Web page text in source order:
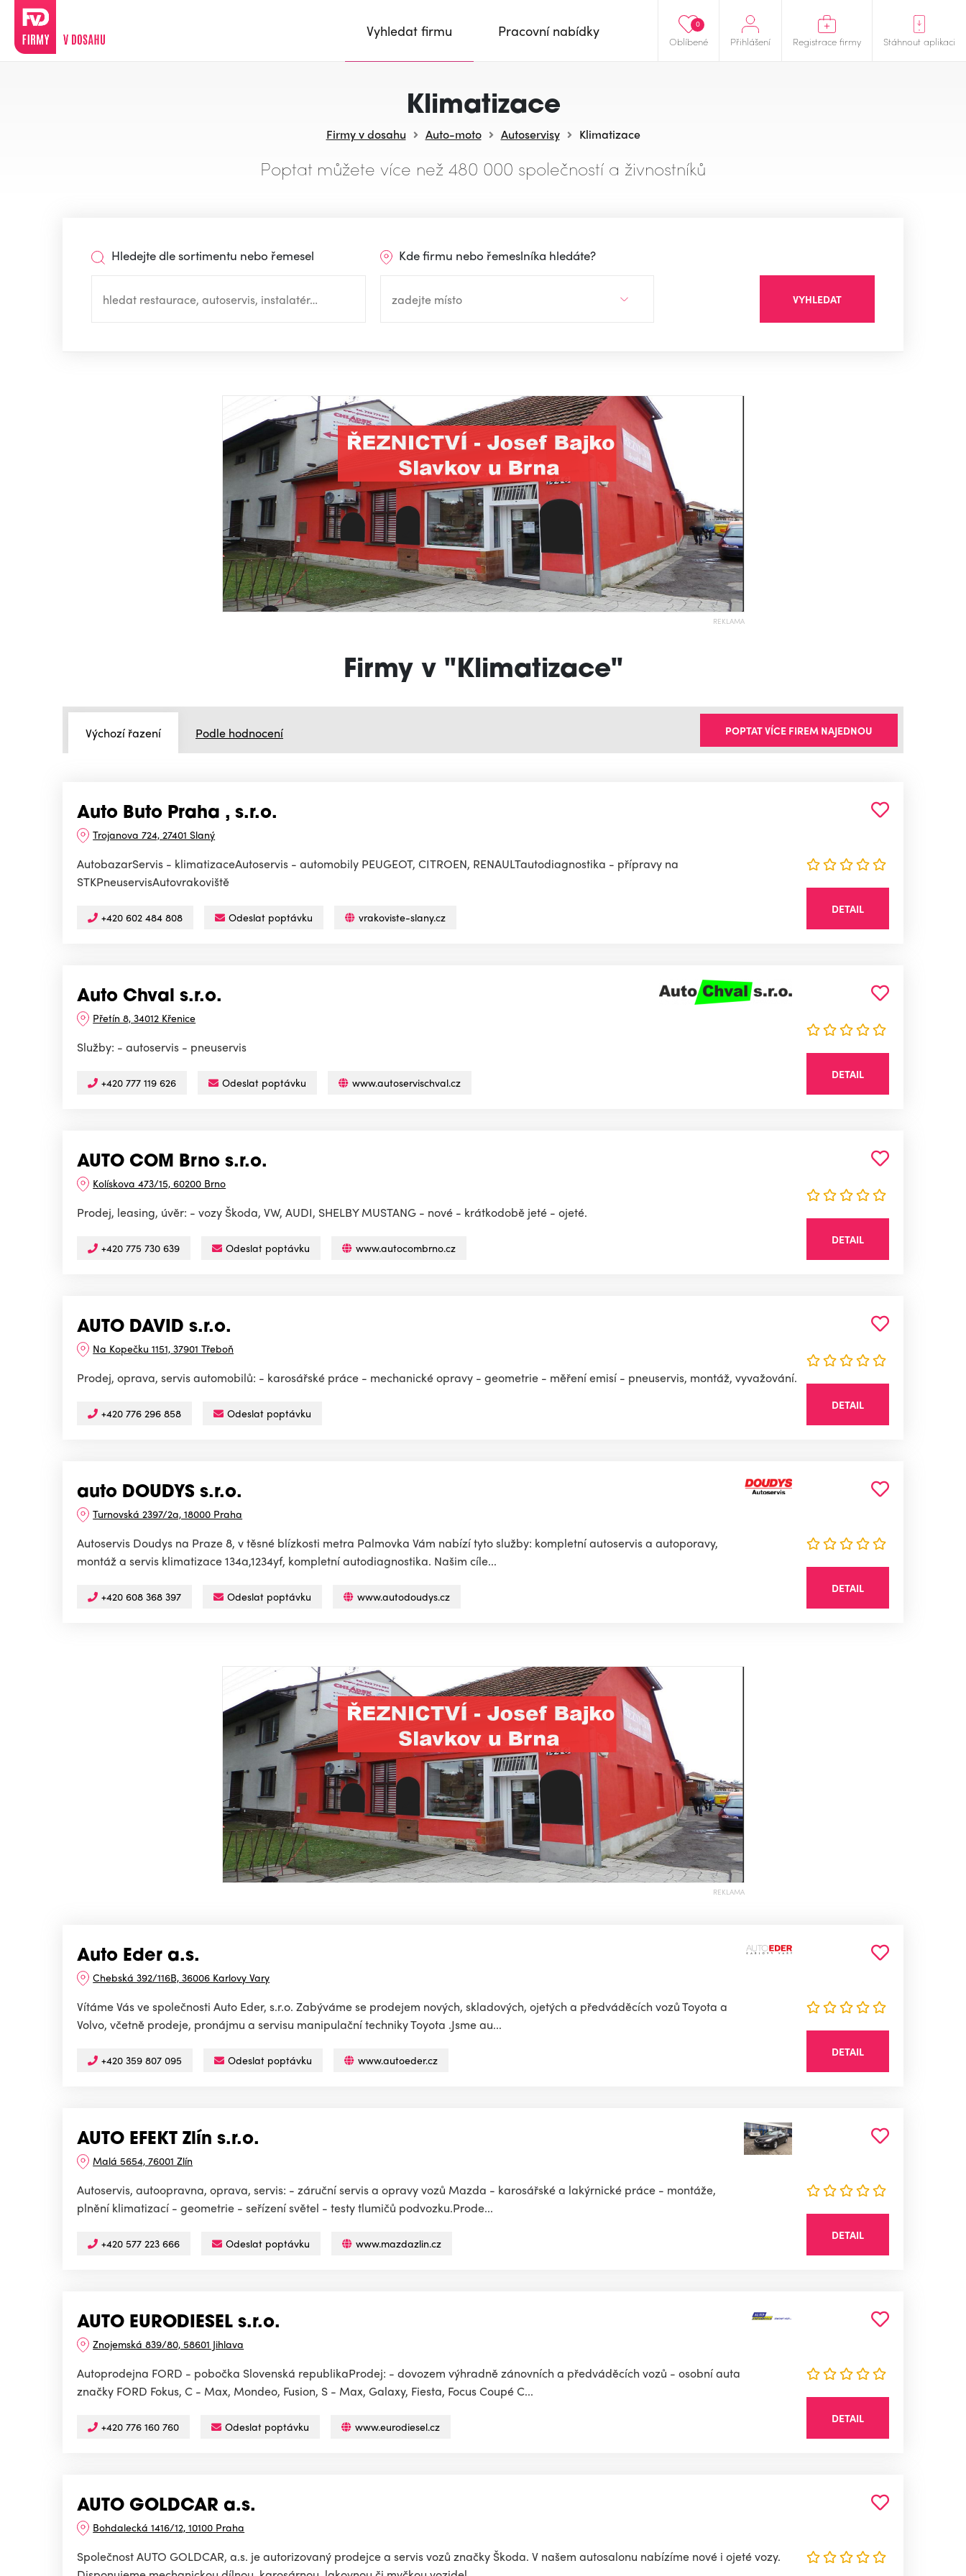
Oblíbené
0
Přihlášení Registrace firmy Stáhnout aplikaci
Vyhledat firmu Pracovní nabídky
Klimatizace
Firmy v dosahu Auto-moto Autoservisy Klimatizace
Poptat můžete více než 480 000 společností a živnostníků
Hledejte dle sortimentu nebo řemesel Kde firmu nebo řemeslníka hledáte?
VYHLEDAT
REKLAMA
Firmy v "Klimatizace"
Výchozí řazení Podle hodnocení POPTAT VÍCE FIREM NAJEDNOU
Auto Buto Praha , s.r.o.
Trojanova 724, 27401 Slaný
AutobazarServis - klimatizaceAutoservis - automobily PEUGEOT, CITROEN, RENAULTautodiagnostika - přípravy na
STKPneuservisAutovrakoviště
+420 602 484 808 Odeslat poptávku vrakoviste-slany.cz
DETAIL
Auto Chval s.r.o.
Přetín 8, 34012 Křenice
Služby: - autoservis - pneuservis
+420 777 119 626 Odeslat poptávku www.autoservischval.cz
DETAIL
AUTO COM Brno s.r.o.
Kolískova 473/15, 60200 Brno
Prodej, leasing, úvěr: - vozy Škoda, VW, AUDI, SHELBY MUSTANG - nové - krátkodobě jeté - ojeté.
+420 775 730 639 Odeslat poptávku www.autocombrno.cz
DETAIL
AUTO DAVID s.r.o.
Na Kopečku 1151, 37901 Třeboň
Prodej, oprava, servis automobilů: - karosářské práce - mechanické opravy - geometrie - měření emisí - pneuservis, montáž, vyvažování.
+420 776 296 858 Odeslat poptávku
DETAIL
auto DOUDYS s.r.o.
Turnovská 2397/2a, 18000 Praha
Autoservis Doudys na Praze 8, v těsné blízkosti metra Palmovka Vám nabízí tyto služby: kompletní autoservis a autoporavy,
montáž a servis klimatizace 134a,1234yf, kompletní autodiagnostika. Našim cíle...
+420 608 368 397 Odeslat poptávku www.autodoudys.cz
DETAIL
REKLAMA
Auto Eder a.s.
Chebská 392/116B, 36006 Karlovy Vary
Vítáme Vás ve společnosti Auto Eder, s.r.o. Zabýváme se prodejem nových, skladových, ojetých a předváděcích vozů Toyota a
Volvo, včetně prodeje, pronájmu a servisu manipulační techniky Toyota .Jsme au...
+420 359 807 095 Odeslat poptávku www.autoeder.cz
DETAIL
AUTO EFEKT Zlín s.r.o.
Malá 5654, 76001 Zlín
Autoservis, autoopravna, oprava, servis: - záruční servis a opravy vozů Mazda - karosářské a lakýrnické práce - montáže,
plnění klimatizací - geometrie - seřízení světel - testy tlumičů podvozku.Prode...
+420 577 223 666 Odeslat poptávku www.mazdazlin.cz
DETAIL
AUTO EURODIESEL s.r.o.
Znojemská 839/80, 58601 Jihlava
Autoprodejna FORD - pobočka Slovenská republikaProdej: - dovozem výhradně zánovních a předváděcích vozů - osobní auta
značky FORD Fokus, C - Max, Mondeo, Fusion, S - Max, Galaxy, Fiesta, Focus Coupé C...
+420 776 160 760 Odeslat poptávku www.eurodiesel.cz
DETAIL
AUTO GOLDCAR a.s.
Bohdalecká 1416/12, 10100 Praha
Společnost AUTO GOLDCAR, a.s. je autorizovaný prodejce a servis vozů značky Škoda. V našem autosalonu nabízíme nové i ojeté vozy.